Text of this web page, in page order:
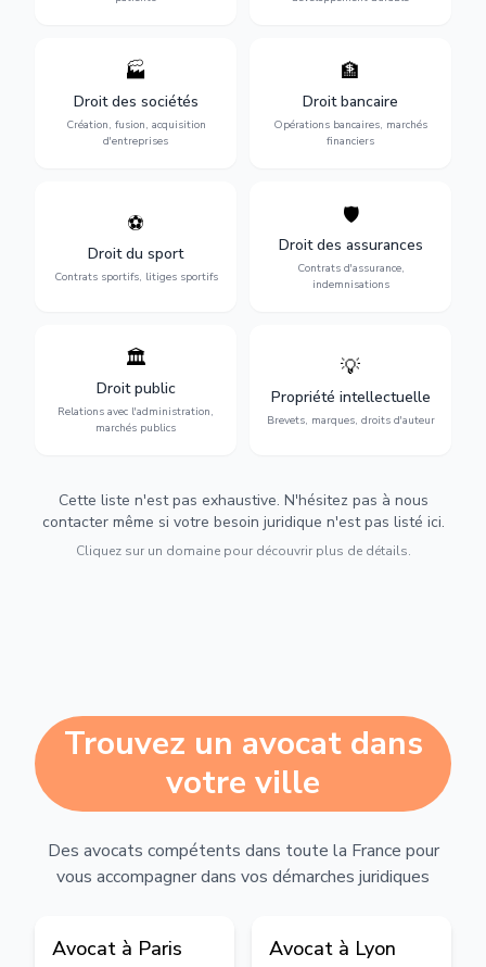
🏭
Droit des sociétés
Création, fusion, acquisition
d'entreprises
Structuration de votre
société : création, fusion-
acquisition, gouvernance et
restructuration.
🏦
Droit bancaire
Opérations bancaires, marchés
financiers
Gestion de vos opérations
financières : contentieux
bancaire, investissements et
régulation.
⚽
Droit du sport
Contrats sportifs, litiges sportifs
Expertise en droit sportif :
transferts, sponsoring et
contentieux.
🛡️
Droit des assurances
Contrats d'assurance,
indemnisations
Défense de vos intérêts :
contrats d'assurance,
sinistres et indemnisations
optimales.
🏛️
Droit public
Relations avec l'administration,
marchés publics
Gestion de vos relations
avec l'administration :
marchés publics,
urbanisme et contentieux.
💡
Propriété intellectuelle
Brevets, marques, droits d'auteur
Protection de vos créations
d'auteur et lutte contre la
contrefaçon.
Cette liste n'est pas exhaustive. N'hésitez pas à nous
contacter même si votre besoin juridique n'est pas listé ici.
Cliquez sur un domaine pour découvrir plus de détails.
Trouvez un avocat dans
votre ville
Des avocats compétents dans toute la France pour
vous accompagner dans vos démarches juridiques
Avocat à Paris Avocat à Lyon